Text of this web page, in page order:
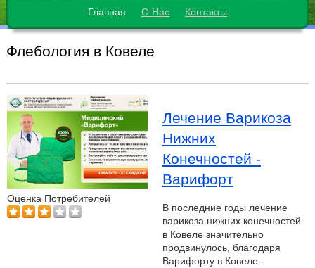
Главная О Нас Контакты
Флебология в Ковеле
Оценка Потребителей
Лечение Варикоза
Нижних
Конечностей -
Варифорт
В последние годы лечение
варикоза нижних конечностей
в Ковеле значительно
продвинулось, благодаря
Варифорту в Ковеле -